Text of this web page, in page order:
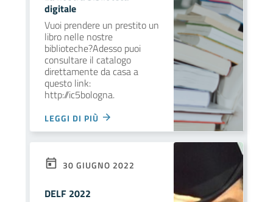
digitale
Vuoi prendere un prestito un
libro nelle nostre
biblioteche?Adesso puoi
consultare il catalogo
direttamente da casa a
questo link:
http://ic5bologna.
LEGGI DI PIÙ
30 GIUGNO 2022
DELF 2022